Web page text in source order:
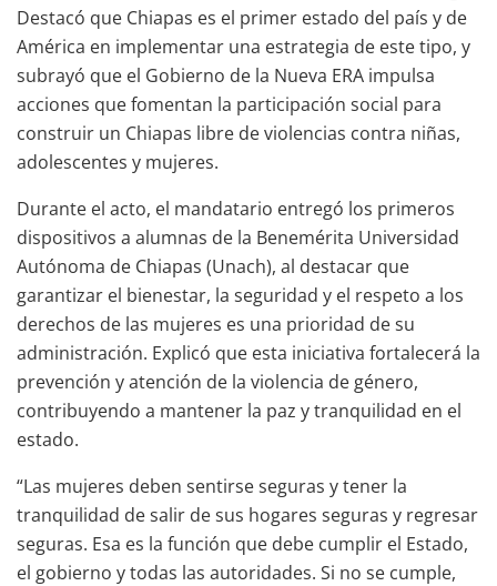
Destacó que Chiapas es el primer estado del país y de
América en implementar una estrategia de este tipo, y
subrayó que el Gobierno de la Nueva ERA impulsa
acciones que fomentan la participación social para
construir un Chiapas libre de violencias contra niñas,
adolescentes y mujeres.
Durante el acto, el mandatario entregó los primeros
dispositivos a alumnas de la Benemérita Universidad
Autónoma de Chiapas (Unach), al destacar que
garantizar el bienestar, la seguridad y el respeto a los
derechos de las mujeres es una prioridad de su
administración. Explicó que esta iniciativa fortalecerá la
prevención y atención de la violencia de género,
contribuyendo a mantener la paz y tranquilidad en el
estado.
“Las mujeres deben sentirse seguras y tener la
tranquilidad de salir de sus hogares seguras y regresar
seguras. Esa es la función que debe cumplir el Estado,
el gobierno y todas las autoridades. Si no se cumple,